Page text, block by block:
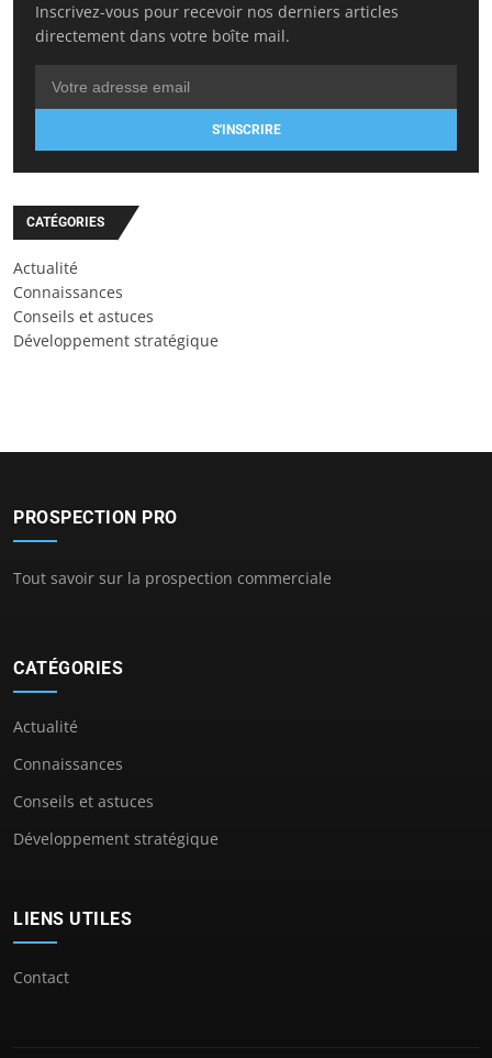
Inscrivez-vous pour recevoir nos derniers articles
directement dans votre boîte mail.
S'INSCRIRE
CATÉGORIES
Actualité
Connaissances
Conseils et astuces
Développement stratégique
PROSPECTION PRO
Tout savoir sur la prospection commerciale
CATÉGORIES
Actualité
Connaissances
Conseils et astuces
Développement stratégique
LIENS UTILES
Contact